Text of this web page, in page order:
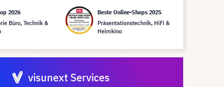
2026
Büro, Technik &
Beste Online-Shops 2025
Präsentationstechnik, HiFi &
Heimkino
visunext Services